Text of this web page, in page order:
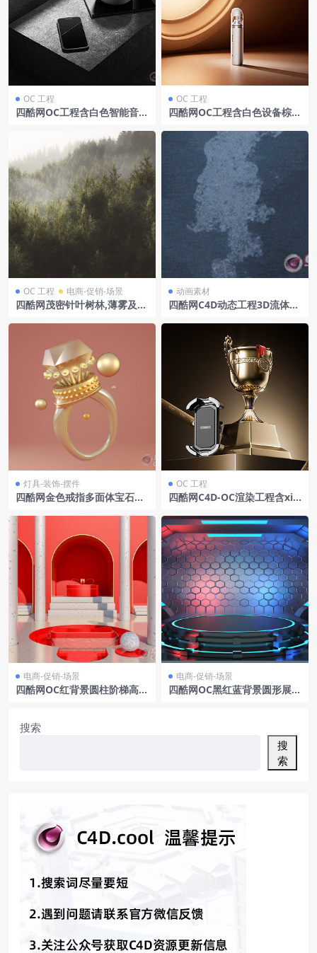
OC 工程
四酷网OC工程含白色智能音箱
OC 工程
四酷网OC工程含白色设备棕调
OC 工程 电商-促销-场景
四酷网茂密针叶树林,薄雾及光
动画素材
四酷网C4D动态工程3D流体动
灯具-装饰-摆件
四酷网金色戒指多面体宝石圆
OC 工程
四酷网C4D-OC渲染工程含xie
牌品牌丝带金属底座
电商-促销-场景
四酷网OC红背景圆柱阶梯高端
电商-促销-场景
四酷网OC黑红蓝背景圆形展台
搜索
搜
索